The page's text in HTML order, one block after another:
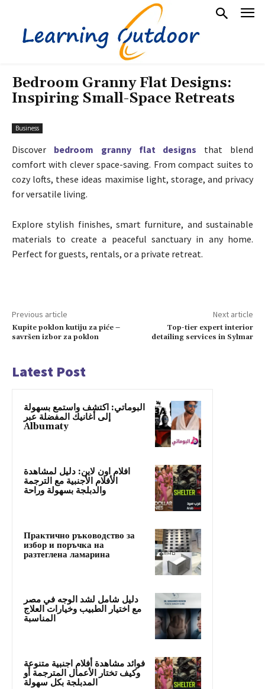
Bedroom Granny Flat Designs:
Inspiring Small-Space Retreats
Business
Discover bedroom granny flat designs that blend
comfort with clever space-saving. From compact suites to
cozy lofts, these ideas maximise light, storage, and privacy
for versatile living.
Explore stylish finishes, smart furniture, and sustainable
materials to create a peaceful sanctuary in any home.
Perfect for guests, rentals, or a private retreat.
Previous article
Kupite poklon kutiju za piće –
savršen izbor za poklon
Next article
Top-tier expert interior
detailing services in Sylmar
Latest Post
البوماتي: اكتشف واستمع بسهولة
إلى أغانيك المفضلة عبر
Albumaty
افلام اون لاين: دليل لمشاهدة
الأفلام الأجنبية مع الترجمة
والدبلجة بسهولة وراحة
Практично ръководство за
избор и поръчка на
разтеглена ламарина
دليل شامل لشد الوجه في مصر
مع اختيار الطبيب وخيارات العلاج
المناسبة
فوائد مشاهدة أفلام اجنبية متنوعة
وكيف تختار الأعمال المترجمة أو
المدبلجة بكل سهولة